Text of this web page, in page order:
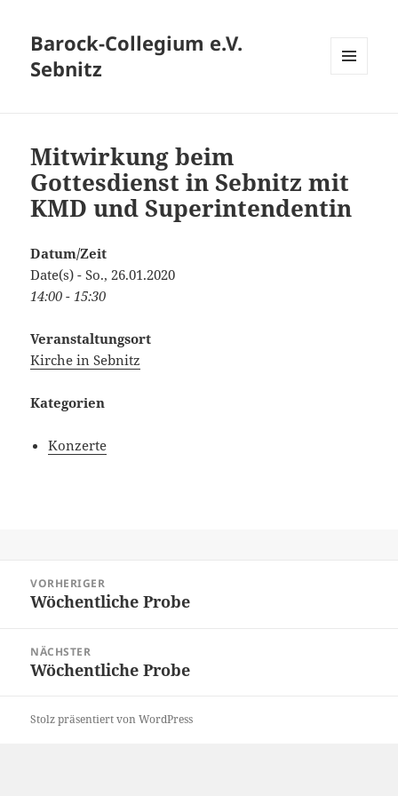
Barock-Collegium e.V.
Sebnitz
Mitwirkung beim
Gottesdienst in Sebnitz mit
KMD und Superintendentin
Datum/Zeit
Date(s) - So., 26.01.2020
14:00 - 15:30
Veranstaltungsort
Kirche in Sebnitz
Kategorien
Konzerte
VORHERIGER
Vorheriger
Wöchentliche Probe
NÄCHSTER
Nächster
Wöchentliche Probe
Stolz präsentiert von WordPress